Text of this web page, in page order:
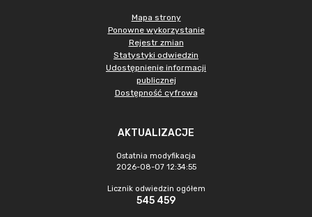
Mapa strony
Ponowne wykorzystanie
Rejestr zmian
Statystyki odwiedzin
Udostępnienie informacji
publicznej
Dostępność cyfrowa
AKTUALIZACJE
Ostatnia modyfikacja
2026-08-07 12:34:55
Licznik odwiedzin ogółem
545 459